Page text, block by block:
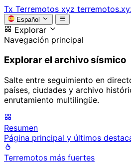
Tx Terremotos xyz
Español
Explorar
Navegación principal
Explorar el archivo sísmico
Salte entre seguimiento en
países, ciudades y archivo
enrutamiento multilingüe.
Resumen
Página principal y últimos
Terremotos más fuertes